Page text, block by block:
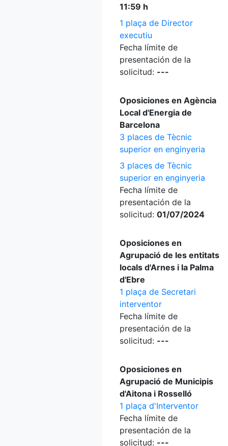
11:59 h
1 plaça de Director
executiu
Fecha límite de
presentación de la
solicitud: ---
Oposiciones en Agència
Local d'Energia de
Barcelona
3 places de Tècnic
superior en enginyeria
3 places de Tècnic
superior en enginyeria
Fecha límite de
presentación de la
solicitud: 01/07/2024
Oposiciones en
Agrupació de les entitats
locals d'Arnes i la Palma
d'Ebre
1 plaça de Secretari
interventor
Fecha límite de
presentación de la
solicitud: ---
Oposiciones en
Agrupació de Municipis
d'Aitona i Rosselló
1 plaça d'Interventor
Fecha límite de
presentación de la
solicitud: ---